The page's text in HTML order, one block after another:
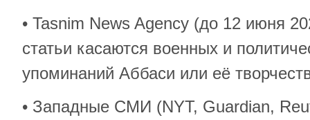
• Tasnim News Agency (до 12 июня
статьи касаются военных и
упоминаний Аббаси или её
• Западные СМИ (NYT, Guardian,